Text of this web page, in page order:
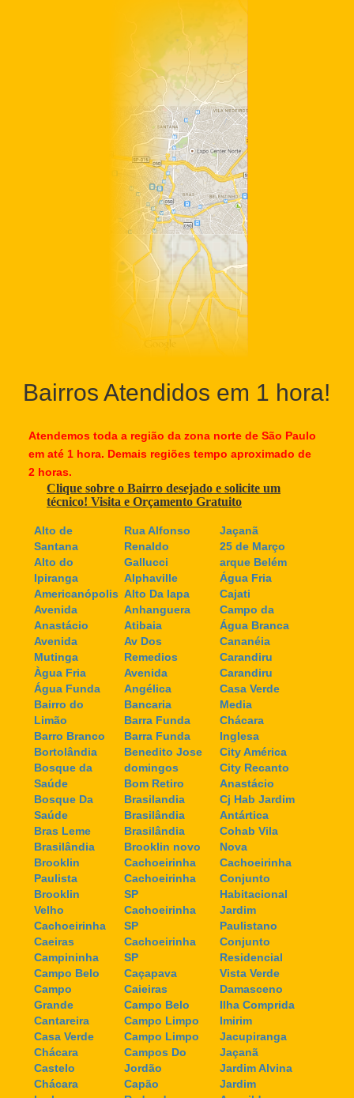
Bairros Atendidos em 1 hora!
Atendemos toda a região da zona norte de São Paulo
em até 1 hora. Demais regiões tempo aproximado de
2 horas.
Clique sobre o Bairro desejado e solicite um
técnico! Visita e Orçamento Gratuito
Alto de
Santana
Alto do
Ipiranga
Americanópolis
Avenida
Anastácio
Avenida
Mutinga
Àgua Fria
Água Funda
Bairro do
Limão
Barro Branco
Bortolândia
Bosque da
Saúde
Bosque Da
Saúde
Bras Leme
Brasilândia
Brooklin
Paulista
Brooklin
Velho
Cachoeirinha
Caeiras
Campininha
Campo Belo
Campo
Grande
Cantareira
Casa Verde
Chácara
Castelo
Chácara
Rua Alfonso
Renaldo
Gallucci
Alphaville
Alto Da lapa
Anhanguera
Atibaia
Av Dos
Remedios
Avenida
Angélica
Bancaria
Barra Funda
Barra Funda
Benedito Jose
domingos
Bom Retiro
Brasilandia
Brasilândia
Brasilândia
Brooklin novo
Cachoeirinha
Cachoeirinha
SP
Cachoeirinha
SP
Cachoeirinha
SP
Caçapava
Caieiras
Campo Belo
Campo Limpo
Campo Limpo
Campos Do
Jordão
Capão
Jaçanã
25 de Março
arque Belém
Água Fria
Cajati
Campo da
Água Branca
Cananéia
Carandiru
Carandiru
Casa Verde
Media
Chácara
Inglesa
City América
City Recanto
Anastácio
Cj Hab Jardim
Antártica
Cohab Vila
Nova
Cachoeirinha
Conjunto
Habitacional
Jardim
Paulistano
Conjunto
Residencial
Vista Verde
Damasceno
Ilha Comprida
Imirim
Jacupiranga
Jaçanã
Jardim Alvina
Jardim